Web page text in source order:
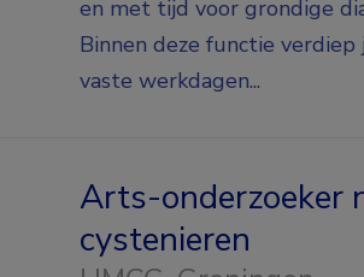
en met tijd voor grondige
Binnen deze functie
vaste werkdagen...
Arts-onderzoeker
cystenieren